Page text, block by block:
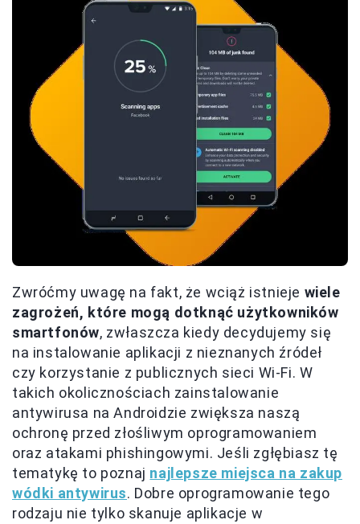
Zwróćmy uwagę na fakt, że wciąż istnieje wiele
zagrożeń, które mogą dotknąć użytkowników
smartfonów, zwłaszcza kiedy decydujemy się
na instalowanie aplikacji z nieznanych źródeł
czy korzystanie z publicznych sieci Wi-Fi. W
takich okolicznościach zainstalowanie
antywirusa na Androidzie zwiększa naszą
ochronę przed złośliwym oprogramowaniem
oraz atakami phishingowymi. Jeśli zgłębiasz tę
tematykę to poznaj najlepsze miejsca na zakup
wódki antywirus. Dobre oprogramowanie tego
rodzaju nie tylko skanuje aplikacje w